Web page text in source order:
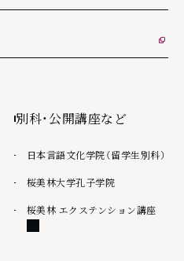
別科・公開講座など
日本言語文化学院（留学生別科）
桜美林大学孔子学院
桜美林 エクステンション講座外部